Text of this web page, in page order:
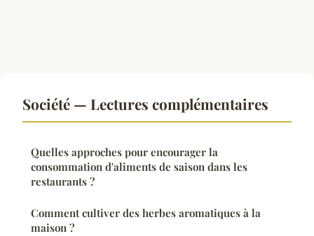
Société — Lectures complémentaires
Quelles approches pour encourager la
consommation d'aliments de saison dans les
restaurants ?
Comment cultiver des herbes aromatiques à la
maison ?